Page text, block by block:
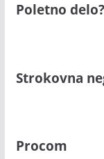
Poletno delo?
Strokovna
Procom